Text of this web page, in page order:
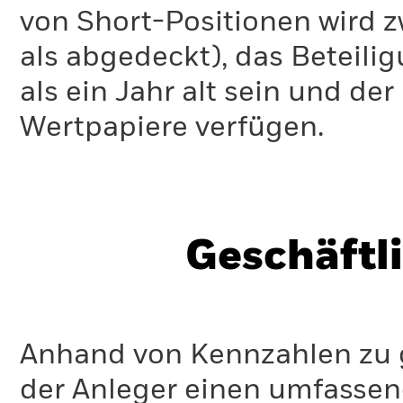
und die Variabilität der Kennzahl verdeutlichen.
von Short-Positionen wird
als abgedeckt), das
als ein Jahr alt sein und
Wertpapiere verfügen.
Anhand von Kennzahlen
der Anleger einen